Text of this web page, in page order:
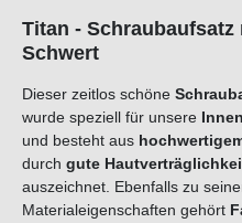
Titan -
Schwert
Dieser zeitlos schöne
wurde speziell für unsere
und besteht aus
durch gute
auszeichnet. Ebenfalls zu
Materialeigenschaften gehört